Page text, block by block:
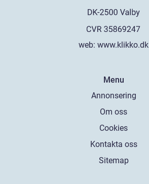
web: www.klikko.dk
Menu
Annonsering
Om oss
Cookies
Kontakta oss
Sitemap